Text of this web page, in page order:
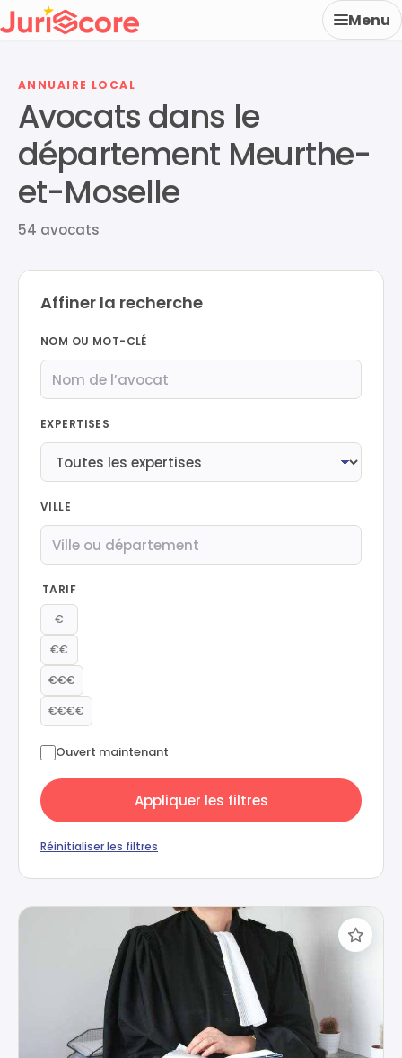
Menu
ANNUAIRE LOCAL
Avocats dans le
département Meurthe-
et-Moselle
54 avocats
Affiner la recherche
NOM OU MOT-CLÉ
EXPERTISES
VILLE
TARIF
€
€€
€€€
€€€€
Ouvert maintenant
Appliquer les filtres
Réinitialiser les filtres